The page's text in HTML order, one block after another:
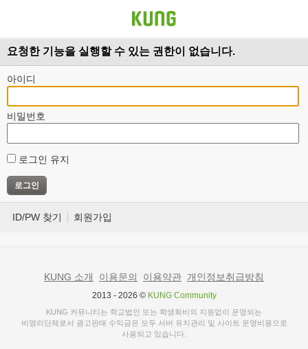
요청한 기능을 실행할 수 있는 권한이 없습니다.
아이디
비밀번호
로그인 유지
ID/PW 찾기 회원가입
KUNG 소개 이용문의 이용약관 개인정보취급방침
2013 - 2026 © KUNG Community
KUNG 커뮤니티는 학교법인 또는 학생회비의 지원없이 운영되는
비영리단체로서 광고판매 수익금은 모두 서버 유지관리 및 사이트 운영비용으로
사용되고 있습니다.